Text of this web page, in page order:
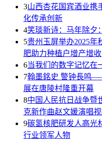
3山西杏花国宾酒业携
化传承创新
4笑琰新诗：马年除夕
5贵州玉屏举办2025年
肥助力种植户增产增收
6当我们的数字记忆在
7翰墨銘史 警钟長鸣
展在唐陵村隆重开幕
8中国人民抗日战争暨
克新作曲赵文媛演唱
9碳氢核肥研发人高光
行业领军人物